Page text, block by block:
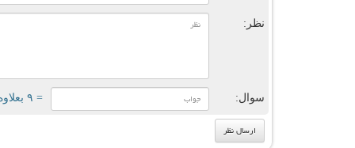
نظر:
سوال: = ۹ بعلاوه ۴